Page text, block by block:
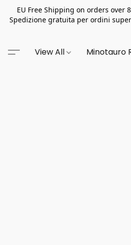
EU Free Shipping on orders over
Spedizione gratuita per ordini
View All Minotauro